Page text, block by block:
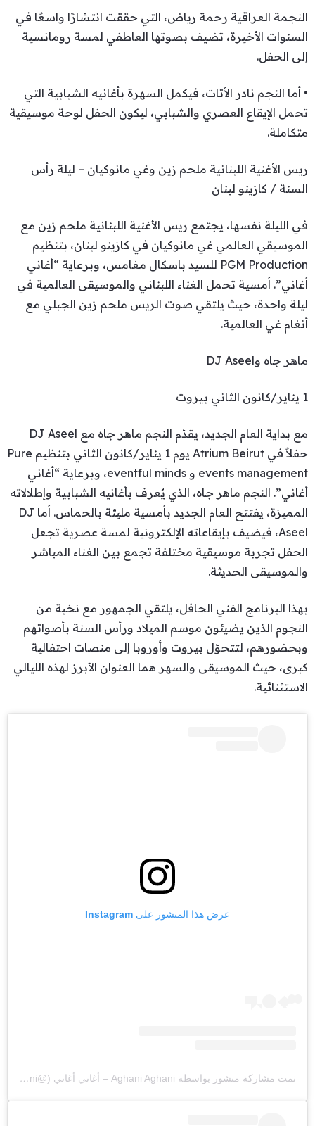
النجمة العراقية رحمة رياض، التي حققت انتشارًا واسعًا في
السنوات الأخيرة، تضيف بصوتها العاطفي لمسة رومانسية
إلى الحفل.
• أما النجم نادر الأتات، فيكمل السهرة بأغانيه الشبابية التي
تحمل الإيقاع العصري والشبابي، ليكون الحفل لوحة موسيقية
متكاملة.
ريس الأغنية اللبنانية ملحم زين وغي مانوكيان – ليلة رأس
السنة / كازينو لبنان
في الليلة نفسها، يجتمع ريس الأغنية اللبنانية ملحم زين مع
الموسيقي العالمي غي مانوكيان في كازينو لبنان، بتنظيم
PGM Production للسيد باسكال مغامس، وبرعاية “أغاني
أغاني”. أمسية تحمل الغناء اللبناني والموسيقى العالمية في
ليلة واحدة، حيث يلتقي صوت الريس ملحم زين الجبلي مع
أنغام غي العالمية.
ماهر جاه وDJ Aseel
1 يناير/كانون الثاني بيروت
مع بداية العام الجديد، يقدّم النجم ماهر جاه مع DJ Aseel
حفلاً في Atrium Beirut يوم 1 يناير/كانون الثاني بتنظيم Pure
events management و eventful minds، وبرعاية “أغاني
أغاني”. النجم ماهر جاه، الذي يُعرف بأغانيه الشبابية وإطلالاته
المميزة، يفتتح العام الجديد بأمسية مليئة بالحماس. أما DJ
Aseel، فيضيف بإيقاعاته الإلكترونية لمسة عصرية تجعل
الحفل تجربة موسيقية مختلفة تجمع بين الغناء المباشر
والموسيقى الحديثة.
بهذا البرنامج الفني الحافل، يلتقي الجمهور مع نخبة من
النجوم الذين يضيئون موسم الميلاد ورأس السنة بأصواتهم
وبحضورهم، لتتحوّل بيروت وأوروبا إلى منصات احتفالية
كبرى، حيث الموسيقى والسهر هما العنوان الأبرز لهذه الليالي
الاستثنائية.
عرض هذا المنشور على Instagram
تمت مشاركة منشور بواسطة ‏‎Aghani Aghani – أغاني أغاني‎‏ (@‏‎aghaniaghani‎‏)